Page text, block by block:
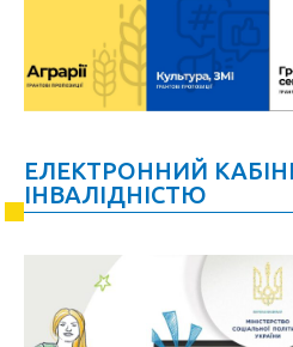
ЕЛЕКТРОННИЙ
ІНВАЛІДНІСТЮ